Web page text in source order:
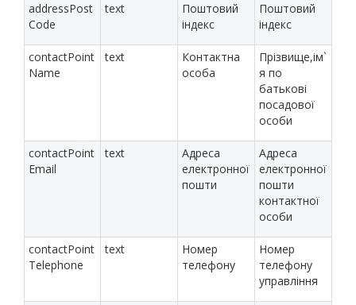
addressPost
Code
text
Поштовий
індекс
Поштовий
індекс
contactPoint
Name
text
Контактна
особа
Прізвище,ім`
я по
батькові
посадової
особи
contactPoint
Email
text
Адреса
електронної
пошти
Адреса
електронної
пошти
контактної
особи
contactPoint
Telephone
text
Номер
телефону
Номер
телефону
управління